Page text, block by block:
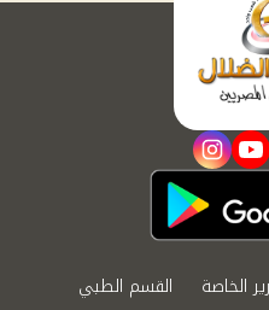
youtube
instagram
الخاصة
القسم الطبي